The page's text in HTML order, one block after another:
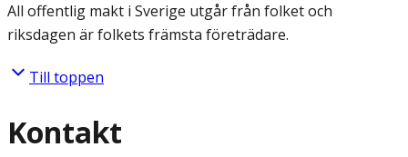
All offentlig makt i Sverige utgår från folket och
riksdagen är folkets främsta företrädare.
Till toppen
Kontakt